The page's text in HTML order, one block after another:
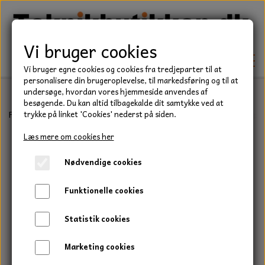
TEKNIK
KILEREMME
LEJER
PAKDÅSER
LÅSERINGE
BEFÆSTELSE
HAVE/PARK
UNIVERSALE REMME TIL PLÆNEKLIPPER OG
HAVETRAKTOR
TRAKTOR/ENTREPRENØR
Forside Traktor/Entreprenør Trækbolte og splitter
Vi bruger cookies
Vi bruger egne cookies og cookies fra tredjeparter til at
personalisere din brugeroplevelse, til markedsføring og til at
undersøge, hvordan vores hjemmeside anvendes af
besøgende. Du kan altid tilbagekalde dit samtykke ved at
trykke på linket 'Cookies' nederst på siden.
Læs mere om cookies her
Nødvendige cookies
Funktionelle cookies
Statistik cookies
Marketing cookies